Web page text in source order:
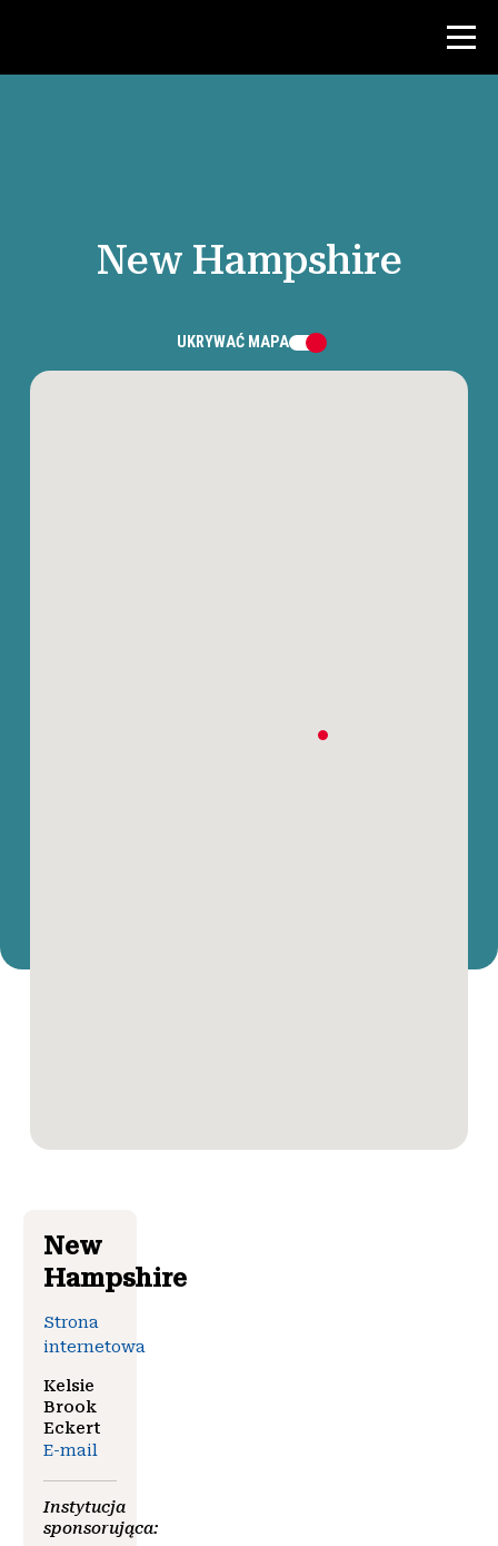
Wiadomości i wydarzenia
New Hampshire
UKRYWAĆ MAPA
New
Hampshire
Strona
internetowa
Kelsie
Brook
Eckert
E-mail
Instytucja
sponsorująca: